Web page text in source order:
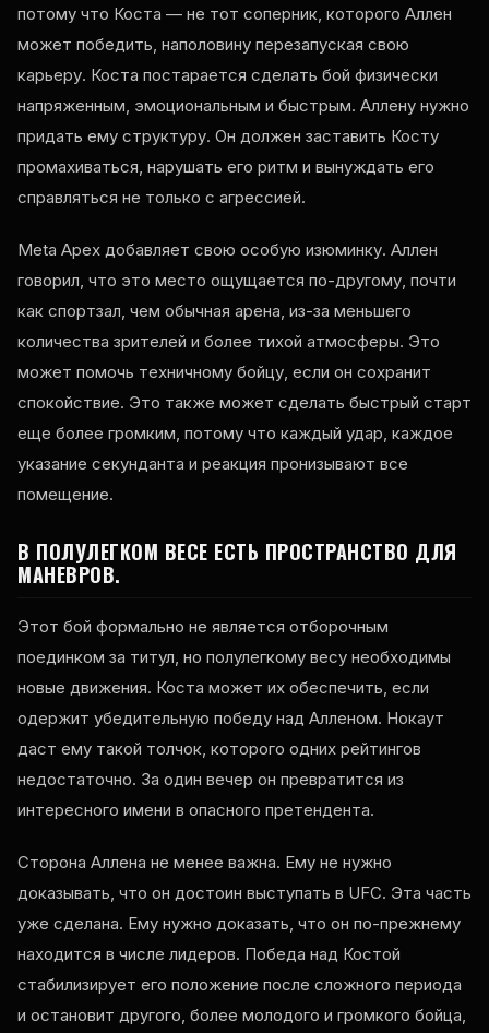
потому что Коста — не тот соперник, которого Аллен
может победить, наполовину перезапуская свою
карьеру. Коста постарается сделать бой физически
напряженным, эмоциональным и быстрым. Аллену нужно
придать ему структуру. Он должен заставить Косту
промахиваться, нарушать его ритм и вынуждать его
справляться не только с агрессией.
Meta Apex добавляет свою особую изюминку. Аллен
говорил, что это место ощущается по-другому, почти
как спортзал, чем обычная арена, из-за меньшего
количества зрителей и более тихой атмосферы. Это
может помочь техничному бойцу, если он сохранит
спокойствие. Это также может сделать быстрый старт
еще более громким, потому что каждый удар, каждое
указание секунданта и реакция пронизывают все
помещение.
В ПОЛУЛЕГКОМ ВЕСЕ ЕСТЬ ПРОСТРАНСТВО ДЛЯ
МАНЕВРОВ.
Этот бой формально не является отборочным
поединком за титул, но полулегкому весу необходимы
новые движения. Коста может их обеспечить, если
одержит убедительную победу над Алленом. Нокаут
даст ему такой толчок, которого одних рейтингов
недостаточно. За один вечер он превратится из
интересного имени в опасного претендента.
Сторона Аллена не менее важна. Ему не нужно
доказывать, что он достоин выступать в UFC. Эта часть
уже сделана. Ему нужно доказать, что он по-прежнему
находится в числе лидеров. Победа над Костой
стабилизирует его положение после сложного периода
и остановит другого, более молодого и громкого бойца,